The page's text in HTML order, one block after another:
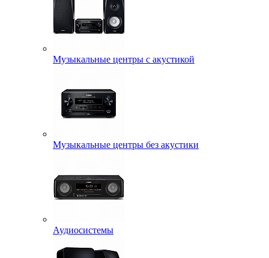
Музыкальные центры с акустикой
Музыкальные центры без акустики
Аудиосистемы